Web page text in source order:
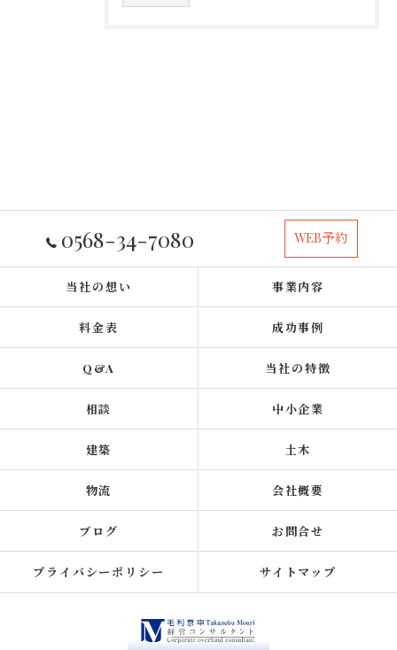
0568-34-7080 WEB予約
当社の想い 事業内容
料金表 成功事例
Q&A 当社の特徴
相談 中小企業
建築 土木
物流 会社概要
ブログ お問合せ
プライバシーポリシー サイトマップ